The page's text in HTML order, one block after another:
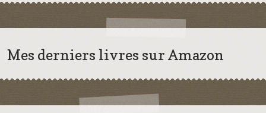
Mes derniers livres sur Amazon